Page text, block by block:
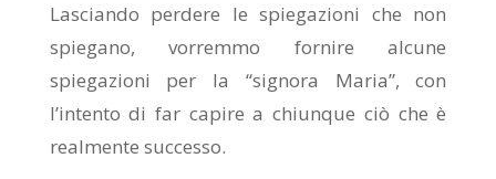
Lasciando perdere le spiegazioni che non
spiegano, vorremmo fornire alcune
spiegazioni per la “signora Maria”, con
l’intento di far capire a chiunque ciò che è
realmente successo.